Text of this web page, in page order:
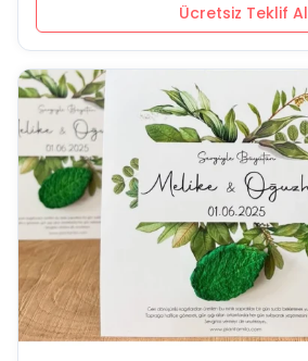
Ücretsiz Teklif Al